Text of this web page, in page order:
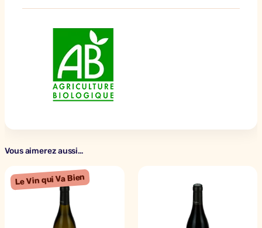
Vous aimerez aussi…